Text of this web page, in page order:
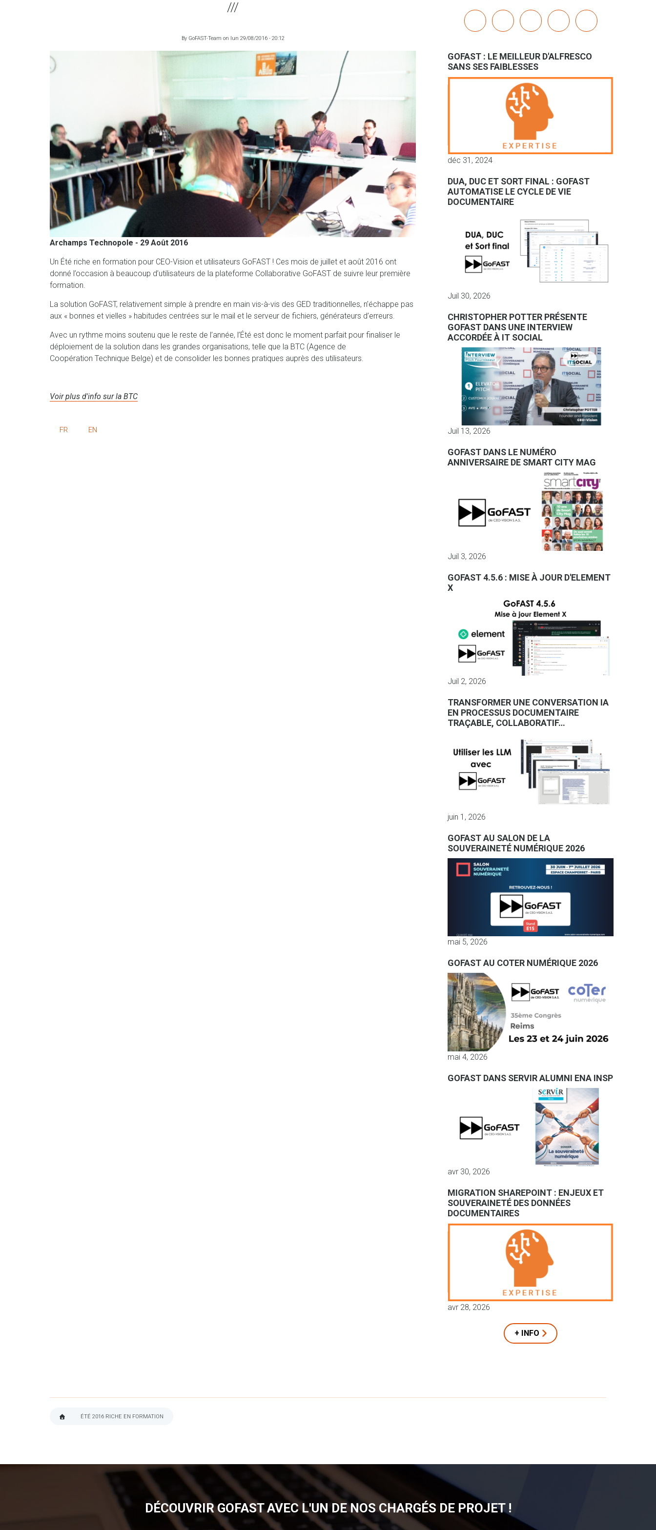
By GoFAST-Team on lun 29/08/2016 - 20:12
Archamps Technopole - 29 Août 2016
Un Été riche en formation pour CEO-Vision et utilisateurs GoFAST ! Ces mois de juillet et août 2016 ont
donné l’occasion à beaucoup d’utilisateurs de la plateforme Collaborative GoFAST de suivre leur première
formation.
La solution GoFAST, relativement simple à prendre en main vis-à-vis des GED traditionnelles, n’échappe pas
aux « bonnes et vielles » habitudes centrées sur le mail et le serveur de fichiers, générateurs d’erreurs.
Avec un rythme moins soutenu que le reste de l’année, l’Été est donc le moment parfait pour finaliser le
déploiement de la solution dans les grandes organisations, telle que la BTC (Agence de
Coopération Technique Belge) et de consolider les bonnes pratiques auprès des utilisateurs.
Voir plus d'info sur la BTC
FR EN
linkedinyoutubebluesky mastodon
GOFAST : LE MEILLEUR D'ALFRESCO
SANS SES FAIBLESSES
déc 31, 2024
DUA, DUC ET SORT FINAL : GOFAST
AUTOMATISE LE CYCLE DE VIE
DOCUMENTAIRE
Juil 30, 2026
CHRISTOPHER POTTER PRÉSENTE
GOFAST DANS UNE INTERVIEW
ACCORDÉE À IT SOCIAL
Juil 13, 2026
GOFAST DANS LE NUMÉRO
ANNIVERSAIRE DE SMART CITY MAG
Juil 3, 2026
GOFAST 4.5.6 : MISE À JOUR D'ELEMENT
X
Juil 2, 2026
TRANSFORMER UNE CONVERSATION IA
EN PROCESSUS DOCUMENTAIRE
TRAÇABLE, COLLABORATIF…
juin 1, 2026
GOFAST AU SALON DE LA
SOUVERAINETÉ NUMÉRIQUE 2026
mai 5, 2026
GOFAST AU COTER NUMÉRIQUE 2026
mai 4, 2026
GOFAST DANS SERVIR ALUMNI ENA INSP
avr 30, 2026
MIGRATION SHAREPOINT : ENJEUX ET
SOUVERAINETÉ DES DONNÉES
DOCUMENTAIRES
avr 28, 2026
+ INFO
ÉTÉ 2016 RICHE EN FORMATION
DÉCOUVRIR GOFAST AVEC L'UN DE NOS CHARGÉS DE PROJET !